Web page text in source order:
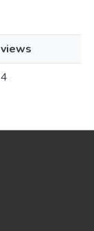
views
4